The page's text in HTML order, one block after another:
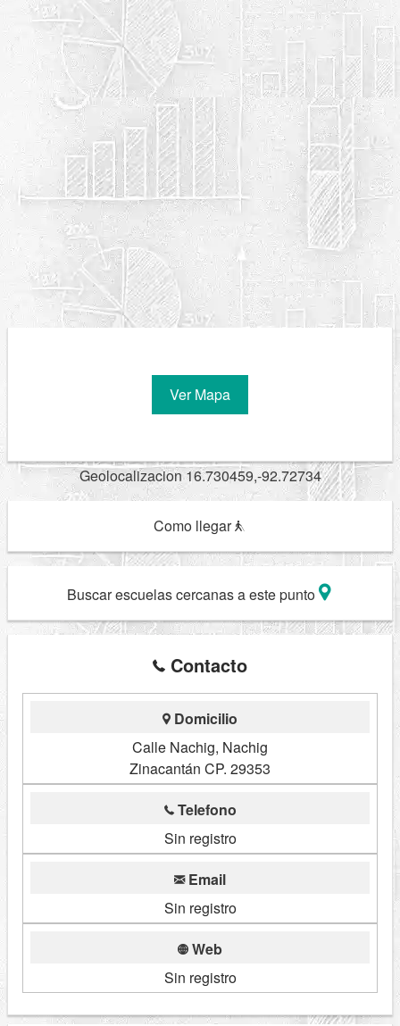
Ver Mapa
Geolocalizacion 16.730459,-92.72734
Como llegar
Buscar escuelas cercanas a este punto
Contacto
Domicilio
Calle Nachig, Nachig
Zinacantán CP. 29353
Telefono
Sin registro
Email
Sin registro
Web
Sin registro